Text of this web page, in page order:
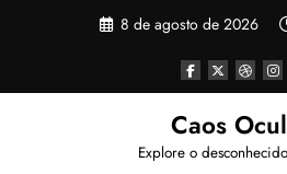
8 de agosto de 2026
Caos
Explore o